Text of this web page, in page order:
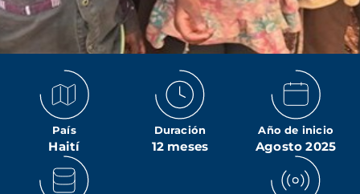
País
Haití
Duración
12 meses
Año de inicio
Agosto 2025